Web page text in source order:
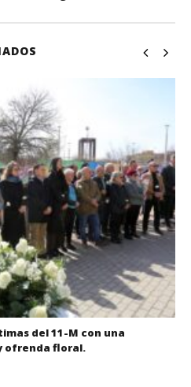
del 11-M con una
ofrenda floral.